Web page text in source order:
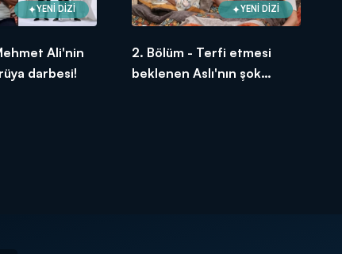
YENİ DİZİ
Ali'nin
darbesi!
YENİ DİZİ
2. Bölüm - Terfi etmesi
beklenen Aslı'nın şok